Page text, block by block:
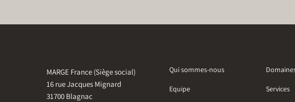
MARGE France (Siège social)
16 rue Jacques Mignard
31700 Blagnac
Qui sommes-nous
Equipe Services